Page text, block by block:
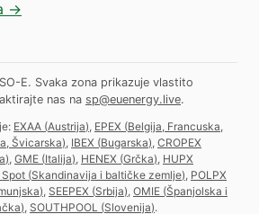
→
E. Svaka zona prikazuje vlastito
nas na sp@euenergy.live.
EXAA (Austrija) EPEX (Belgija, Francuska,
Švicarska) IBEX (Bugarska) CROPEX
) GME (Italija) HENEX (Grčka) HUPX
Spot (Skandinavija i baltičke zemlje) POLPX
) SEEPEX (Srbija) OMIE (Španjolska i
) SOUTHPOOL (Slovenija).